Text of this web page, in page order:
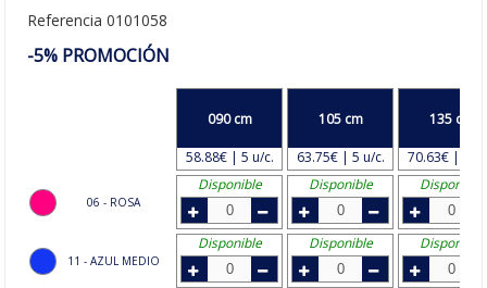
Referencia 0101058
-5% PROMOCIÓN
06 - ROSA
11 - AZUL MEDIO
090 cm
58.88€ | 5 u/c.
105 cm
63.75€ | 5 u/c.
135 cm
70.63€ | 4
Disponible
Disponible Disponible
Disponible Disponible Disponible